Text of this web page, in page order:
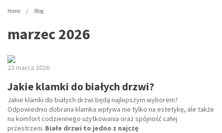
Home Blog
marzec 2026
23 marca 2026
Jakie klamki do białych drzwi?
Jakie klamki do białych drzwi będą najlepszym wyborem?
Odpowiednio dobrana klamka wpływa nie tylko na estetykę, ale także
na komfort codziennego użytkowania oraz spójność całej
przestrzeni. Białe drzwi to jedno z najczę